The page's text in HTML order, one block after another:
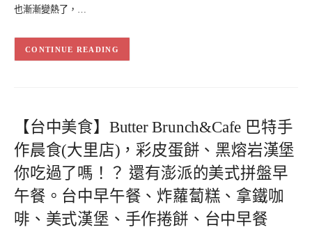
也漸漸變熱了，…
CONTINUE READING
【台中美食】Butter Brunch&Cafe 巴特手
作晨食(大里店)，彩皮蛋餅、黑熔岩漢堡
你吃過了嗎！？ 還有澎派的美式拼盤早
午餐。台中早午餐、炸蘿蔔糕、拿鐵咖
啡、美式漢堡、手作捲餅、台中早餐